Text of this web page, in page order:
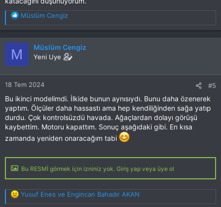
T
e
p
k
i
l
e
r
:
Müslüm Cengiz
M Müslüm Cengiz
Yeni Uye
18 Tem 2024 #5
Bu ikinci modelimdi. İlkide bunun aynısıydı. Bunu daha özenerek
yaptım. Ölçüler daha hassastı ama hep kendiliğinden sağa yatıp
durdu. Çok kontrolsüzdü havada. Ağaçlardan dolayı görüşü
kaybettim. Motoru kapattım. Sonuç aşağıdaki gibi. En kısa
zamanda yeniden onaracağım tabi
Bu RESMİ görmek için izniniz yok. Giriş yap veya üye ol
T
e
Yusuf Enes ve Engincan Bahadır AKAN